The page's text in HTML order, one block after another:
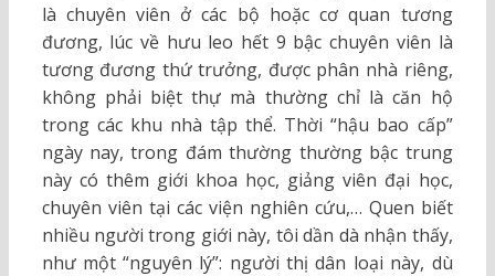
là chuyên viên ở các bộ hoặc cơ quan tương
đương, lúc về hưu leo hết 9 bậc chuyên viên là
tương đương thứ trưởng, được phân nhà riêng,
không phải biệt thự mà thường chỉ là căn hộ
trong các khu nhà tập thể. Thời “hậu bao cấp”
ngày nay, trong đám thường thường bậc trung
này có thêm giới khoa học, giảng viên đại học,
chuyên viên tại các viện nghiên cứu,… Quen biết
nhiều người trong giới này, tôi dần dà nhận thấy,
như một “nguyên lý”: người thị dân loại này, dù